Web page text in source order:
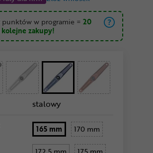
punktów w programie = 20
kolejne zakupy!
stalowy
165 mm 170 mm